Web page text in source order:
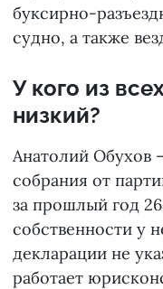
буксирно-
судно, а также
У кого из
низкий?
Анатолий Обухов
собрания от
за прошлый год
собственности у
декларации не
работает